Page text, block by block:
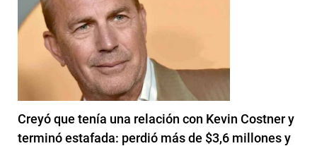
Creyó que tenía una relación con Kevin Costner y
terminó estafada: perdió más de $3,6 millones y